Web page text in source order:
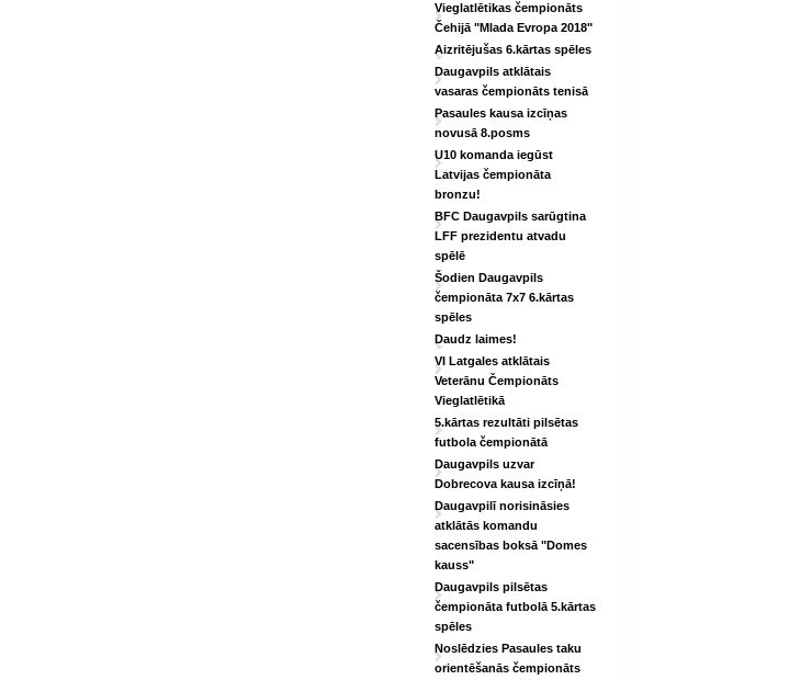
Vieglatlētikas čempionāts
Čehijā "Mlada Evropa 2018"
Aizritējušas 6.kārtas spēles
Daugavpils atklātais
vasaras čempionāts tenisā
Pasaules kausa izcīņas
novusā 8.posms
U10 komanda iegūst
Latvijas čempionāta
bronzu!
BFC Daugavpils sarūgtina
LFF prezidentu atvadu
spēlē
Šodien Daugavpils
čempionāta 7x7 6.kārtas
spēles
Daudz laimes!
VI Latgales atklātais
Veterānu Čempionāts
Vieglatlētikā
5.kārtas rezultāti pilsētas
futbola čempionātā
Daugavpils uzvar
Dobrecova kausa izcīņā!
Daugavpilī norisināsies
atklātās komandu
sacensības boksā "Domes
kauss"
Daugavpils pilsētas
čempionāta futbolā 5.kārtas
spēles
Noslēdzies Pasaules taku
orientēšanās čempionāts